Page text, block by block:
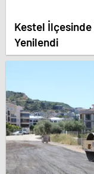
Kestel
Yenilendi